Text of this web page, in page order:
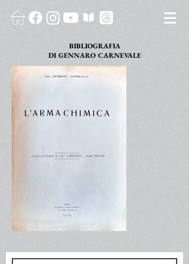
BIBLIOGRAFIA
DI GENNARO CARNEVALE